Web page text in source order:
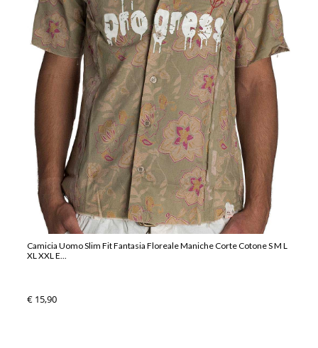
Camicia Uomo Slim Fit Fantasia Floreale Maniche Corte Cotone S M L
XL XXL E...
€ 15,90